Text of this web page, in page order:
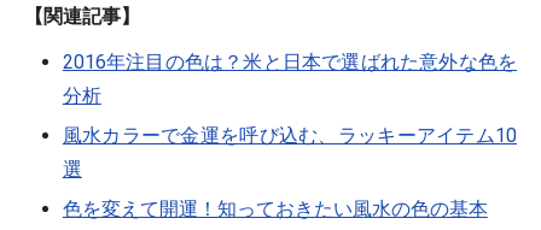
【関連記事】
2016年注目の色は？米と日本で選ばれた意外な色を
分析
風水カラーで金運を呼び込む、ラッキーアイテム10
選
色を変えて開運！知っておきたい風水の色の基本